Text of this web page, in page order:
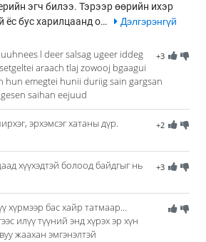
эгч билээ. Тэрээр өөрийн ихэр
бус харилцаанд о…
Дэлгэрэнгүй
+3
l deer salsag ugeer iddeg
araach tlaj zowooj bgaagui
hun emegtei hunii duriig sain gargsan
saihan eejuud
+2
эрхэмсэг хатаны дүр.
+3
хүүхэдтэй болоод байдгыг нь
хүрмээр бас хайр татмаар...
илүү түүний энд хүрэх эр хүн
жаахан эмгэнэлтэй